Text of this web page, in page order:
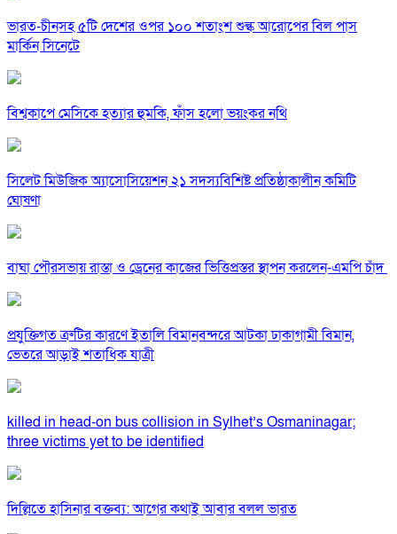
ভারত-চীনসহ ৫টি দেশের ওপর ১০০ শতাংশ শুল্ক আরোপের বিল পাস
মার্কিন সিনেটে
বিশ্বকাপে মেসিকে হত্যার হুমকি, ফাঁস হলো ভয়ংকর নথি
সিলেট মিউজিক অ্যাসোসিয়েশন ২১ সদস্যবিশিষ্ট প্রতিষ্ঠাকালীন কমিটি
ঘোষণা
বাঘা পৌরসভায় রাস্তা ও ড্রেনের কাজের ভিত্তিপ্রস্তর স্থাপন করলেন-এমপি চাঁদ
প্রযুক্তিগত ত্রুটির কারণে ইতালি বিমানবন্দরে আটকা ঢাকাগামী বিমান,
ভেতরে আড়াই শতাধিক যাত্রী
killed in head-on bus collision in Sylhet’s Osmaninagar;
three victims yet to be identified
দিল্লিতে হাসিনার বক্তব্য: আগের কথাই আবার বলল ভারত